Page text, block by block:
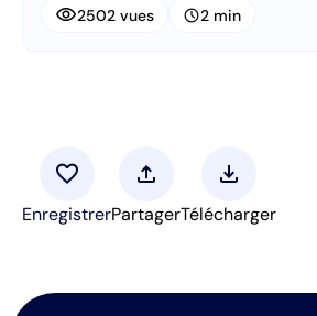
visibility2502 vues schedule2 min
favorite
Enregistrer
upload
Partager
download
Télécharger